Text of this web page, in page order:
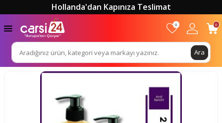
Hollanda'dan Kapınıza Teslimat
Ara
0 0